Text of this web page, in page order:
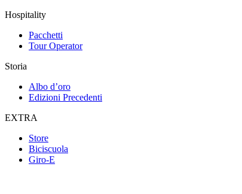
Hospitality
Pacchetti
Tour Operator
Storia
Albo d’oro
Edizioni Precedenti
EXTRA
Store
Biciscuola
Giro-E